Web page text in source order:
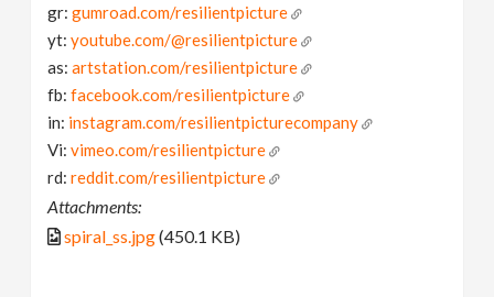
gr:gumroad.com/resilientpicture
yt:youtube.com/@resilientpicture
as:artstation.com/resilientpicture
fb:facebook.com/resilientpicture
in: instagram.com/resilientpicturecompany
Vi:vimeo.com/resilientpicture
rd:reddit.com/resilientpicture
Attachments:
spiral_ss.jpg(450.1 KB)